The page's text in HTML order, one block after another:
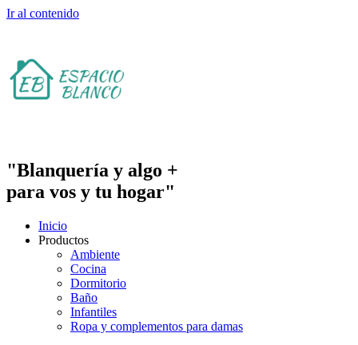
Ir al contenido
"Blanquería y algo +
para vos y tu hogar"
Inicio
Productos
Ambiente
Cocina
Dormitorio
Baño
Infantiles
Ropa y complementos para damas